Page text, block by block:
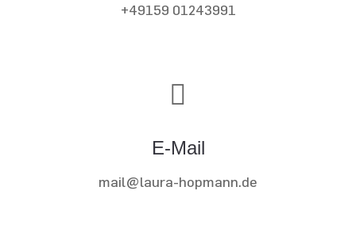
+49159 01243991
E-Mail
mail@laura-hopmann.de